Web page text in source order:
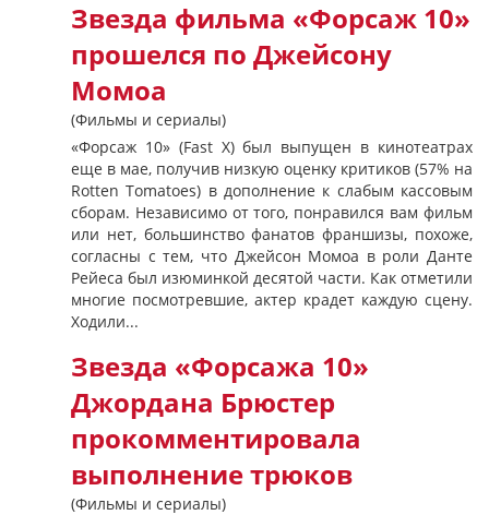
Звезда фильма «Форсаж 10»
прошелся по Джейсону
Момоа
(Фильмы и сериалы)
«Форсаж 10» (Fast X) был выпущен в кинотеатрах
еще в мае, получив низкую оценку критиков (57% на
Rotten Tomatoes) в дополнение к слабым кассовым
сборам. Независимо от того, понравился вам фильм
или нет, большинство фанатов франшизы, похоже,
согласны с тем, что Джейсон Момоа в роли Данте
Рейеса был изюминкой десятой части. Как отметили
многие посмотревшие, актер крадет каждую сцену.
Ходили...
Звезда «Форсажа 10»
Джордана Брюстер
прокомментировала
выполнение трюков
(Фильмы и сериалы)